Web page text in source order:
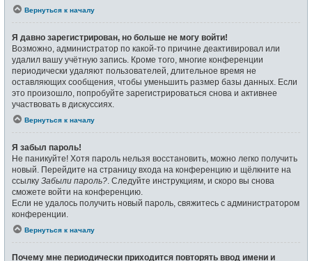
Вернуться к началу
Я давно зарегистрирован, но больше не могу войти!
Возможно, администратор по какой-то причине деактивировал или
удалил вашу учётную запись. Кроме того, многие конференции
периодически удаляют пользователей, длительное время не
оставляющих сообщения, чтобы уменьшить размер базы данных. Если
это произошло, попробуйте зарегистрироваться снова и активнее
участвовать в дискуссиях.
Вернуться к началу
Я забыл пароль!
Не паникуйте! Хотя пароль нельзя восстановить, можно легко получить
новый. Перейдите на страницу входа на конференцию и щёлкните на
ссылку Забыли пароль? . Следуйте инструкциям, и скоро вы снова
сможете войти на конференцию.
Если не удалось получить новый пароль, свяжитесь с администратором
конференции.
Вернуться к началу
Почему мне периодически приходится повторять ввод имени и